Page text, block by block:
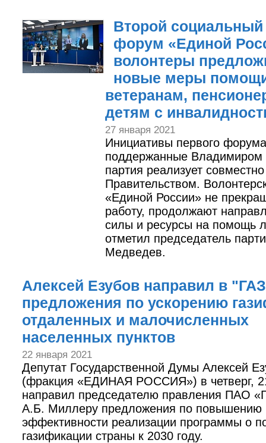
Второй
форум «Единой
волонтеры
новые меры
ветеранам,
детям с
27 января 2021
Инициативы первого
поддержанные
партия реализует
Правительством.
«Единой России» не
работу, продолжают
силы и ресурсы на помощь
отметил председатель
Медведев.
Алексей Езубов направил в
предложения по ускорению
отдаленных и малочисленных
населенных пунктов
22 января 2021
Депутат Государственной Думы Алексей
(фракция «ЕДИНАЯ РОССИЯ») в четверг,
направил председателю правления ПАО
А.Б. Миллеру предложения по повышению
эффективности реализации программы о
газификации страны к 2030 году.